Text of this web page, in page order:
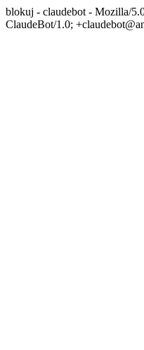
blokuj - claudebot - Mozilla/
ClaudeBot/1.0;